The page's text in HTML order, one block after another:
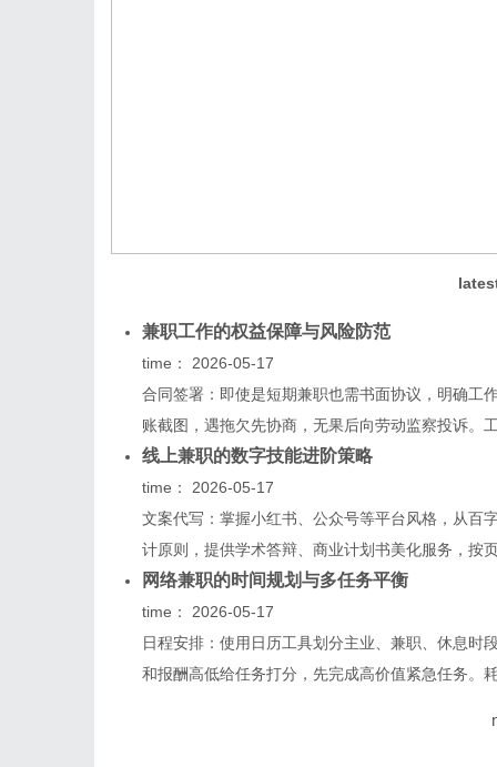
兼职工作的权益保障与风险防范
time：
2026-05-17
合同签署：即使是短期兼职也需书面协议，明确工
账截图，遇拖欠先协商，无果后向劳动监察投诉。
线上兼职的数字技能进阶策略
time：
2026-05-17
文案代写：掌握小红书、公众号等平台风格，从百
计原则，提供学术答辩、商业计划书美化服务，按
网络兼职的时间规划与多任务平衡
time：
2026-05-17
日程安排：使用日历工具划分主业、兼职、休息时
和报酬高低给任务打分，先完成高价值紧急任务。